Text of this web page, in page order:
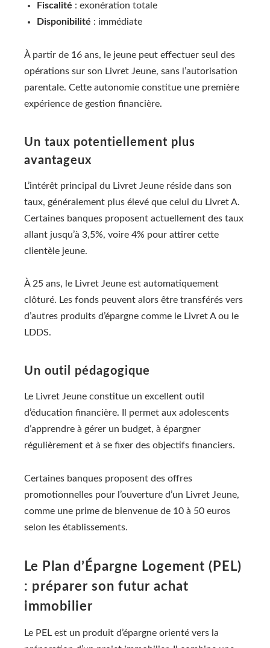
Fiscalité : exonération totale
Disponibilité : immédiate
À partir de 16 ans, le jeune peut effectuer seul des
opérations sur son Livret Jeune, sans l’autorisation
parentale. Cette autonomie constitue une première
expérience de gestion financière.
Un taux potentiellement plus
avantageux
L’intérêt principal du Livret Jeune réside dans son
taux, généralement plus élevé que celui du Livret A.
Certaines banques proposent actuellement des taux
allant jusqu’à 3,5%, voire 4% pour attirer cette
clientèle jeune.
À 25 ans, le Livret Jeune est automatiquement
clôturé. Les fonds peuvent alors être transférés vers
d’autres produits d’épargne comme le Livret A ou le
LDDS.
Un outil pédagogique
Le Livret Jeune constitue un excellent outil
d’éducation financière. Il permet aux adolescents
d’apprendre à gérer un budget, à épargner
régulièrement et à se fixer des objectifs financiers.
Certaines banques proposent des offres
promotionnelles pour l’ouverture d’un Livret Jeune,
comme une prime de bienvenue de 10 à 50 euros
selon les établissements.
Le Plan d’Épargne Logement (PEL)
: préparer son futur achat
immobilier
Le PEL est un produit d’épargne orienté vers la